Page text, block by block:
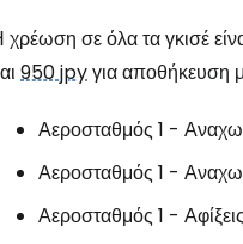
χρέωση σε όλα τα γκισέ
950 jpyγια αποθήκευση
Αεροσταθμός 1 -
Αεροσταθμός 1 -
Αεροσταθμός 1 -